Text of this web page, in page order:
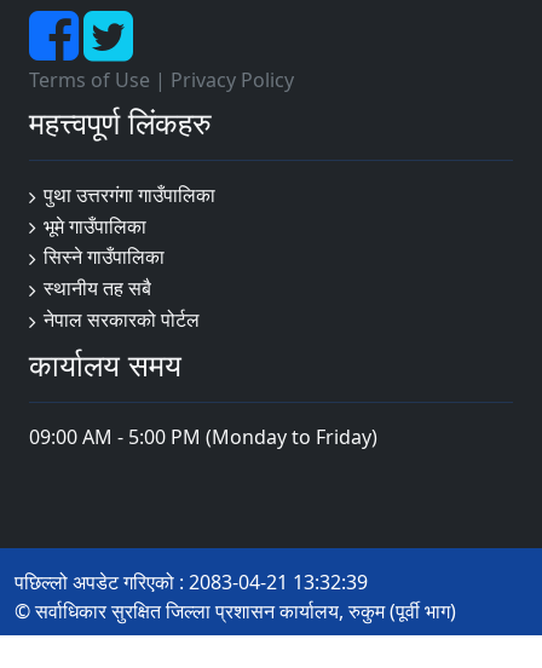
Terms of Use | Privacy Policy
महत्त्वपूर्ण लिंकहरु
पुथा उत्तरगंगा गाउँपालिका
भूमे गाउँपालिका
सिस्ने गाउँपालिका
स्थानीय तह सबै
नेपाल सरकारको पोर्टल
कार्यालय समय
09:00 AM - 5:00 PM (Monday to Friday)
पछिल्लो अपडेट गरिएको : 2083-04-21 13:32:39
© सर्वाधिकार सुरक्षित जिल्ला प्रशासन कार्यालय, रुकुम (पूर्वी भाग)